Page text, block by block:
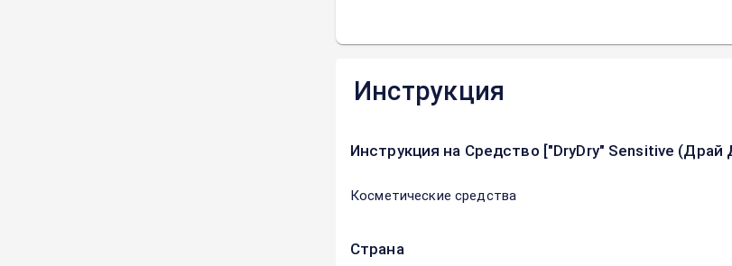
Инструкция
Инструкция на Средство ["DryDry" Sensitive
Косметические средства
Страна